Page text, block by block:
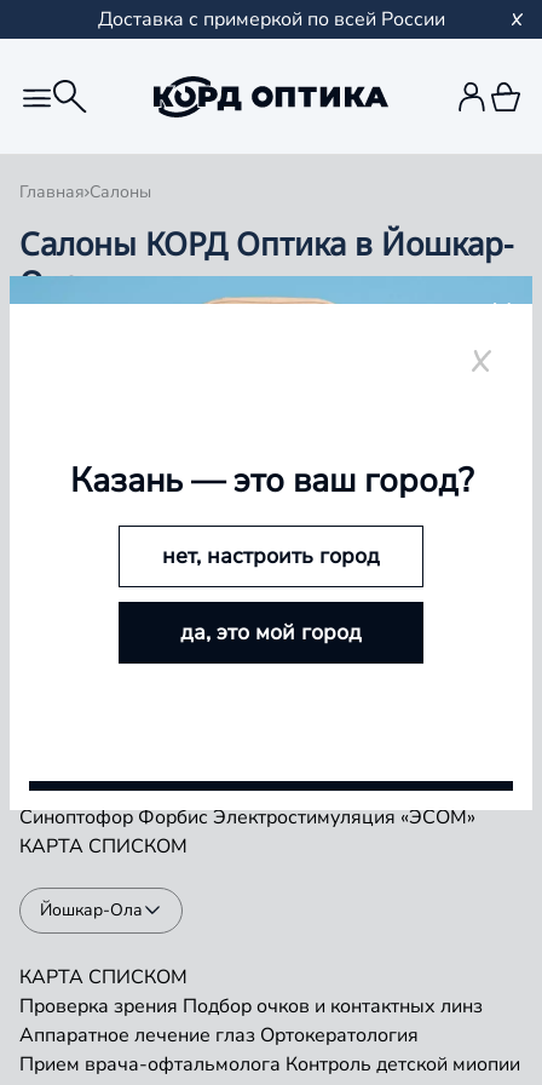
Доставка с примеркой по всей России
Главная Салоны
Салоны КОРД Оптика в Йошкар-
Оле
салонов в Казани и Республике Татарстан, Самаре,
Аппаратное лечение глаз Ортокератология
Прием врача-офтальмологаКонтроль детской миопии
Магнитотерапия «АМО-АТОС»Макулотестер
СиноптофорФорбисЭлектростимуляция «ЭСОМ»
КАРТА СПИСКОМ
Йошкар-Ола
КАРТА СПИСКОМ
Проверка зрения Подбор очков и контактных линз
Аппаратное лечение глаз Ортокератология
Прием врача-офтальмолога Контроль детской миопии
БОЛЬШЕ ЛИНЗ — БОЛЬШЕ СКИДКА
Покупайте контактные линзы Airway и увеличивайте
размер скидки — от 5% до 15%
Казань— это ваш город?
нет, настроить город
да, это мой город